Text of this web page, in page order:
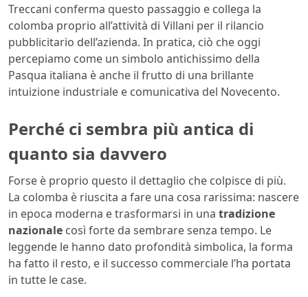
Treccani conferma questo passaggio e collega la
colomba proprio all’attività di Villani per il rilancio
pubblicitario dell’azienda. In pratica, ciò che oggi
percepiamo come un simbolo antichissimo della
Pasqua italiana è anche il frutto di una brillante
intuizione industriale e comunicativa del Novecento.
Perché ci sembra più antica di
quanto sia davvero
Forse è proprio questo il dettaglio che colpisce di più.
La colomba è riuscita a fare una cosa rarissima: nascere
in epoca moderna e trasformarsi in una tradizione
nazionale così forte da sembrare senza tempo. Le
leggende le hanno dato profondità simbolica, la forma
ha fatto il resto, e il successo commerciale l’ha portata
in tutte le case.